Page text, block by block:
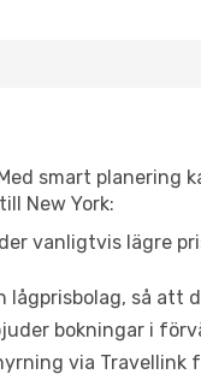
smart planering
New York:
vanligtvis lägre
så att
bokningar i
via Travellink